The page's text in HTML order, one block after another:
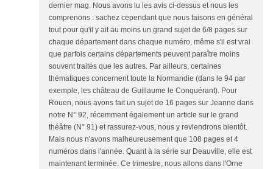
dernier mag. Nous avons lu les avis ci-dessus et nous les
comprenons : sachez cependant que nous faisons en général
tout pour qu'il y ait au moins un grand sujet de 6/8 pages sur
chaque département dans chaque numéro, même s'il est vrai
que parfois certains départements peuvent paraître moins
souvent traités que les autres. Par ailleurs, certaines
thématiques concernent toute la Normandie (dans le 94 par
exemple, les château de Guillaume le Conquérant). Pour
Rouen, nous avons fait un sujet de 16 pages sur Jeanne dans
notre N° 92, récemment également un article sur le grand
théâtre (N° 91) et rassurez-vous, nous y reviendrons bientôt.
Mais nous n'avons malheureusement que 108 pages et 4
numéros dans l'année. Quant à la série sur Deauville, elle est
maintenant terminée. Ce trimestre, nous allons dans l'Orne